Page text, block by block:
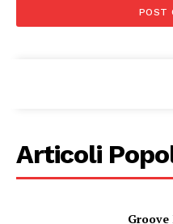
Articoli
Groove